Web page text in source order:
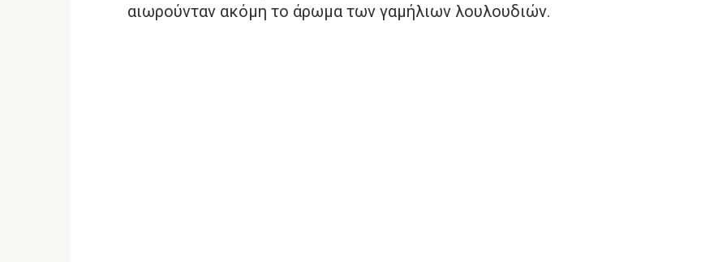
αιωρούνταν ακόμη το άρωμα των γαμήλιων λουλουδιών.